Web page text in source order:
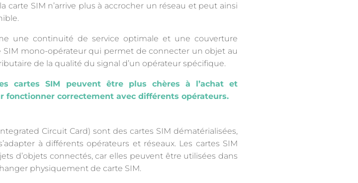
SIM n’arrive plus à accrocher un réseau et peut ainsi
une continuité de service optimale et une couverture
mono-opérateur qui permet de connecter un objet au
de la qualité du signal d’un opérateur spécifique.
cartes SIM peuvent être plus chères à l’achat et
fonctionner correctement avec différents opérateurs.
Circuit Card) sont des cartes SIM dématérialisées,
à différents opérateurs et réseaux. Les cartes SIM
d’objets connectés, car elles peuvent être utilisées dans
physiquement de carte SIM.